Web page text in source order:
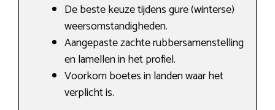
De beste keuze tijdens gure (winterse)
weersomstandigheden.
Aangepaste zachte rubbersamenstelling
en lamellen in het profiel.
Voorkom boetes in landen waar het
verplicht is.